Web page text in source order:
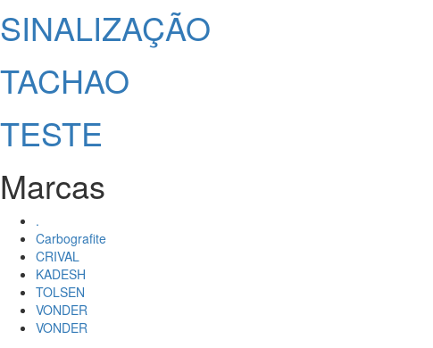
SINALIZAÇÃO
TACHAO
TESTE
Marcas
.
Carbografite
CRIVAL
KADESH
TOLSEN
VONDER
VONDER